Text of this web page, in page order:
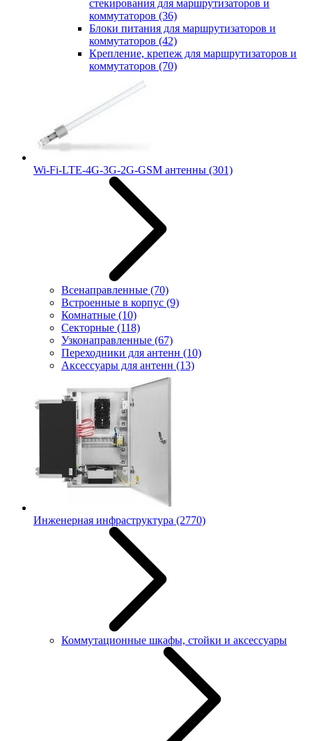
стекирования для маршрутизаторов и
коммутаторов (36)
Блоки питания для маршрутизаторов и
коммутаторов (42)
Крепление, крепеж для маршрутизаторов и
коммутаторов (70)
Wi-Fi-LTE-4G-3G-2G-GSM антенны (301)
Всенаправленные (70)
Встроенные в корпус (9)
Комнатные (10)
Секторные (118)
Узконаправленные (67)
Переходники для антенн (10)
Аксессуары для антенн (13)
Инженерная инфраструктура (2770)
Коммутационные шкафы, стойки и аксессуары